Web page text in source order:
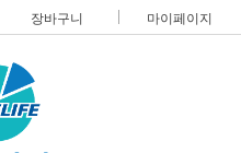
장바구니 마이페이지